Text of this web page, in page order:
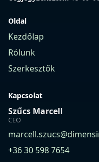
Oldal
Kezdőlap
Rólunk
Szerkesztők
Kapcsolat
Szűcs Marcell
CEO
+36 30 598 7654